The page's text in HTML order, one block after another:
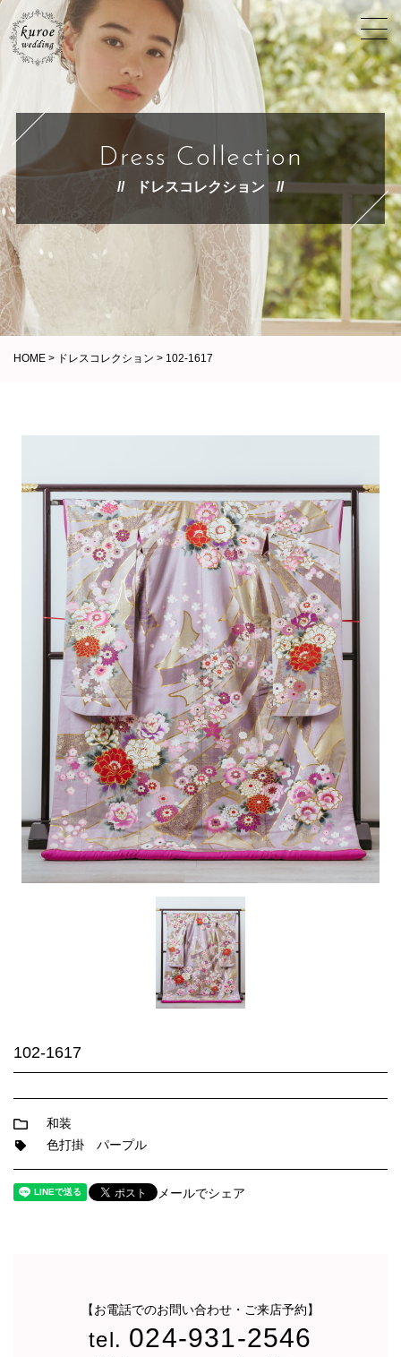
Dress Collection
ドレスコレクション
HOME > ドレスコレクション > 102-1617
102-1617
和装
色打掛
パープル
メールでシェア
【お電話でのお問い合わせ・ご来店予約】
tel. 024-931-2546